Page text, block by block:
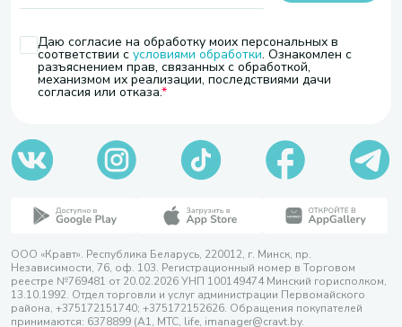
Даю согласие на обработку моих персональных в
соответствии с условиями обработки. Ознакомлен с
разъяснением прав, связанных с обработкой,
механизмом их реализации, последствиями дачи
согласия или отказа.
ООО «Кравт». Республика Беларусь, 220012, г. Минск, пр.
Независимости, 76, оф. 103. Регистрационный номер в Торговом
реестре №769481 от 20.02.2026 УНП 100149474 Минский горисполком,
13.10.1992. Отдел торговли и услуг администрации Первомайского
района, +375172151740; +375172152626. Обращения покупателей
принимаются: 6378899 (А1, МТС, life, imanager@cravt.by.